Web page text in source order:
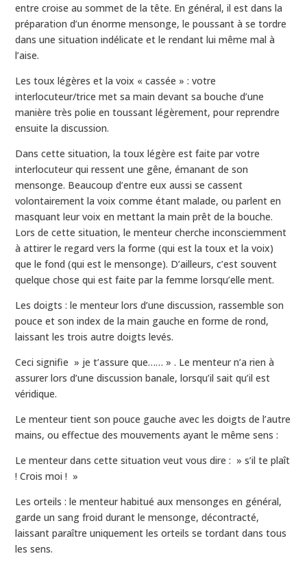
entre croise au sommet de la tête. En général, il est dans la
préparation d’un énorme mensonge, le poussant à se tordre
dans une situation indélicate et le rendant lui même mal à
l’aise.
Les toux légères et la voix « cassée » : votre
interlocuteur/trice met sa main devant sa bouche d’une
manière très polie en toussant légèrement, pour reprendre
ensuite la discussion.
Dans cette situation, la toux légère est faite par votre
interlocuteur qui ressent une gêne, émanant de son
mensonge. Beaucoup d’entre eux aussi se cassent
volontairement la voix comme étant malade, ou parlent en
masquant leur voix en mettant la main prêt de la bouche.
Lors de cette situation, le menteur cherche inconsciemment
à attirer le regard vers la forme (qui est la toux et la voix)
que le fond (qui est le mensonge). D’ailleurs, c’est souvent
quelque chose qui est faite par la femme lorsqu’elle ment.
Les doigts : le menteur lors d’une discussion, rassemble son
pouce et son index de la main gauche en forme de rond,
laissant les trois autre doigts levés.
Ceci signifie » je t’assure que…… » . Le menteur n’a rien à
assurer lors d’une discussion banale, lorsqu’il sait qu’il est
véridique.
Le menteur tient son pouce gauche avec les doigts de l’autre
mains, ou effectue des mouvements ayant le même sens :
Le menteur dans cette situation veut vous dire : » s’il te plaît
! Crois moi ! »
Les orteils : le menteur habitué aux mensonges en général,
garde un sang froid durant le mensonge, décontracté,
laissant paraître uniquement les orteils se tordant dans tous
les sens.